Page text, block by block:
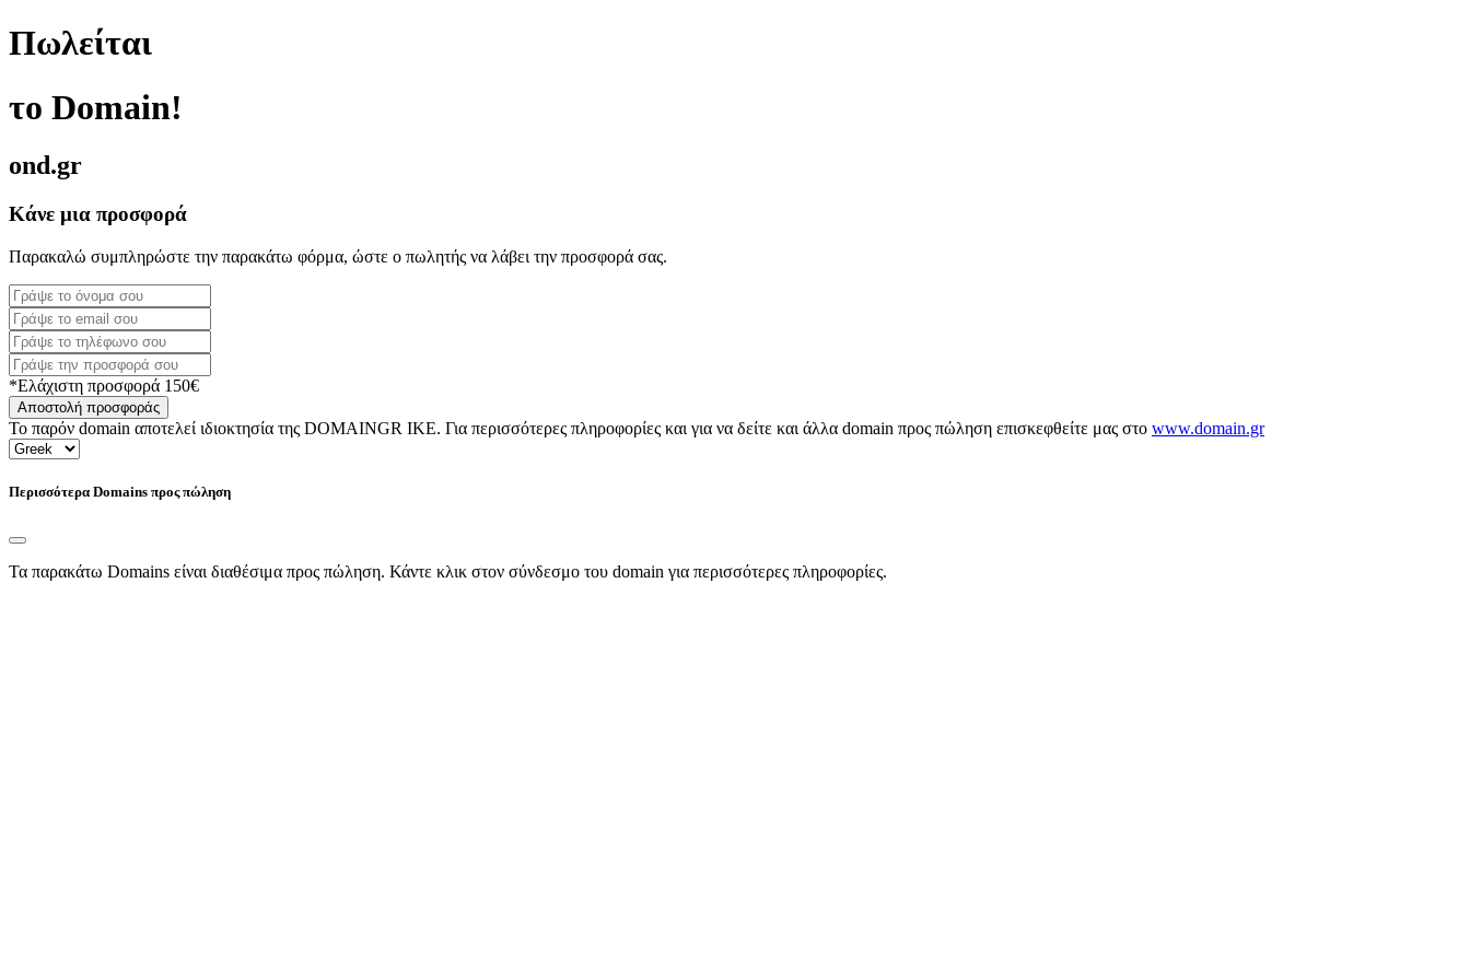
Πωλείται
το Domain!
ond.gr
Κάνε μια προσφορά
Παρακαλώ συμπληρώστε την παρακάτω φόρμα, ώστε ο πωλητής να λάβει την προσφορά σας.
*Ελάχιστη προσφορά 150€
Αποστολή προσφοράς
Το παρόν domain αποτελεί ιδιοκτησία της DOMAINGR ΙΚΕ. Για περισσότερες πληροφορίες και για να δείτε και άλλα domain προς πώληση επισκεφθείτε μας στο www.domain.gr
Περισσότερα Domains προς πώληση
Τα παρακάτω Domains είναι διαθέσιμα προς πώληση. Κάντε κλικ στον σύνδεσμο του domain για περισσότερες πληροφορίες.